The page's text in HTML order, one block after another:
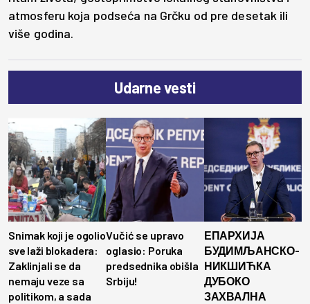
atmosferu koja podseća na Grčku od pre desetak ili
više godina.
Udarne vesti
Snimak koji je ogolio
sve laži blokadera:
Zaklinjali se da
nemaju veze sa
politikom, a sada
Vučić se upravo
oglasio: Poruka
predsednika obišla
Srbiju!
ЕПАРХИЈА
БУДИМЉАНСКО-
НИКШИЋКА
ДУБОКО
ЗАХВАЛНА